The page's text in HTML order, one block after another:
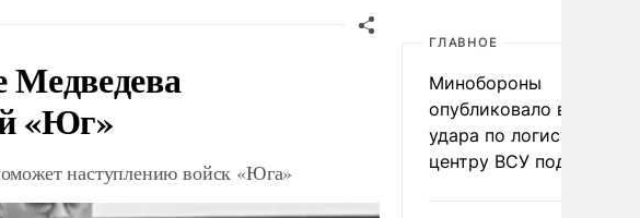
Медведева
«Юг»
наступлению войск «Юга»
ГЛАВНОЕ
Минобороны
опубликовало видео
удара по
центру ВСУ под Киевом